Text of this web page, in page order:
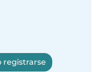
registrarse